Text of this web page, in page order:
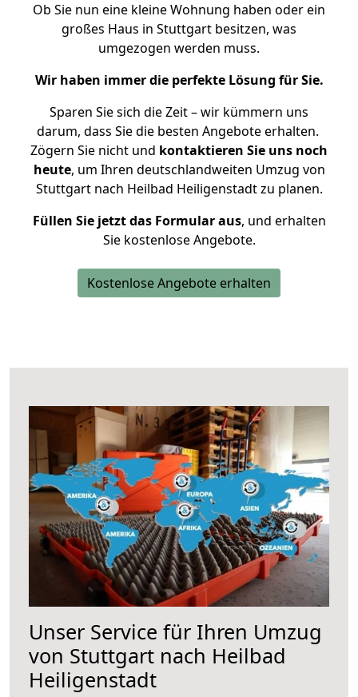
Ob Sie nun eine kleine Wohnung haben oder ein
großes Haus in Stuttgart besitzen, was
umgezogen werden muss.
Wir haben immer die perfekte Lösung für Sie.
Sparen Sie sich die Zeit – wir kümmern uns
darum, dass Sie die besten Angebote erhalten.
Zögern Sie nicht und kontaktieren Sie uns noch
heute, um Ihren deutschlandweiten Umzug von
Stuttgart nach Heilbad Heiligenstadt zu planen.
Füllen Sie jetzt das Formular aus, und erhalten
Sie kostenlose Angebote.
Kostenlose Angebote erhalten
Unser Service für Ihren Umzug
von Stuttgart nach Heilbad
Heiligenstadt